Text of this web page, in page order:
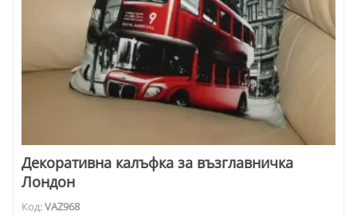
Декоративна калъфка за възглавничка
Лондон
Код:VAZ968